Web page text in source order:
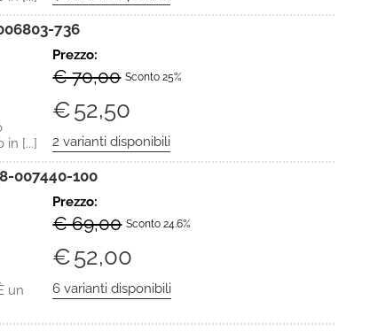
736
in [...]
Prezzo:
€ 70,00 Sconto 25%
€52,50
007440-100
un
Prezzo:
€ 69,00 Sconto 24.6%
€52,00